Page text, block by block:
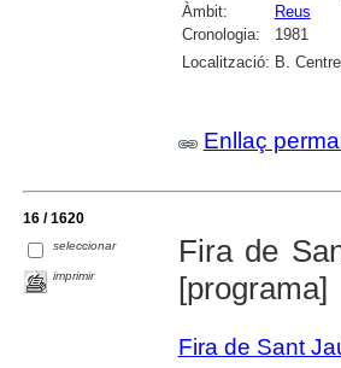
Àmbit:
Reus
Cronologia:
1981
Localització: B.
Enllaç
16 / 1620
seleccionar
imprimir
Fira de
[programa]
Fira de Sant